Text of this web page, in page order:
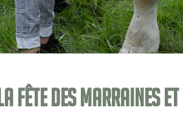
La fête des marraines et